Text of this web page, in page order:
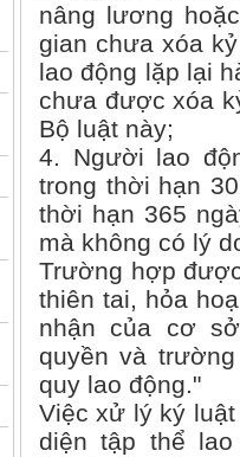
nâng lương
gian chưa xóa
lao động lặp lại
chưa được xóa
Bộ luật này;
4. Người lao
trong thời hạn
thời hạn 365
mà không có lý
Trường hợp
thiên tai, hỏa
nhận của cơ
quyền và
quy lao động."
Việc xử lý ký
diện tập thể